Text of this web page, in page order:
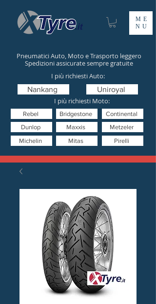
ME
NU
Pneumatici Auto, Moto e Trasporto leggero
Spedizioni assicurate sempre gratuite
I più richiesti Moto:
Mitas
Nankang
Pirelli
Uniroyal
Metzeler
Dunlop
Bridgestone Continental
Michelin
Rebel
I più richiesti Auto:
Maxxis